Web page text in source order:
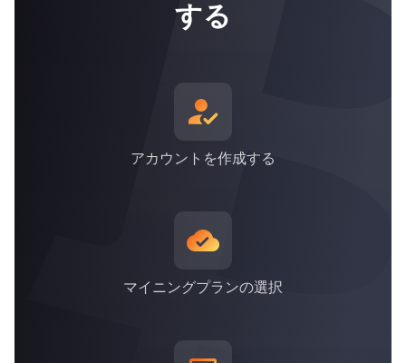
•米国のその他2ヶ所のマイニング施設では、それぞれ電力
*上記は2021年9月30日現在のものです
する
アカウントを作成する
マイニングプランの選択